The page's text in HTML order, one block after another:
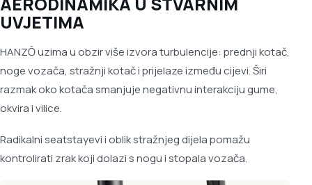
UVJETIMA
HANZŌ uzima u obzir više izvora turbulencije: prednji kotač,
noge vozača, stražnji kotač i prijelaze između cijevi. Širi
razmak oko kotača smanjuje negativnu interakciju gume,
okvira i vilice.
Radikalni seatstayevi i oblik stražnjeg dijela pomažu
kontrolirati zrak koji dolazi s nogu i stopala vozača.